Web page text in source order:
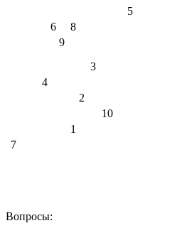
5
6
8
9
3
4
2
10
1
7
Вопросы: